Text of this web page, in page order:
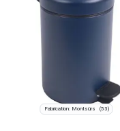
Fabrication: Montsûrs (53)